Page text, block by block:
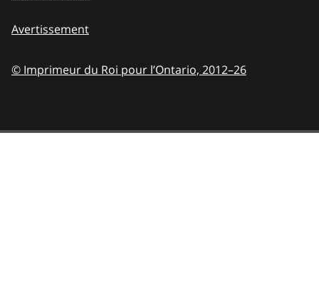
Avertissement
© Imprimeur du Roi pour l’Ontario, 2012–26